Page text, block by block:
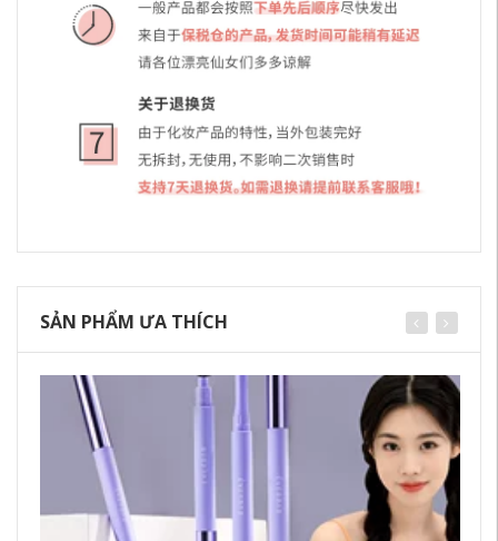
SẢN PHẨM ƯA THÍCH